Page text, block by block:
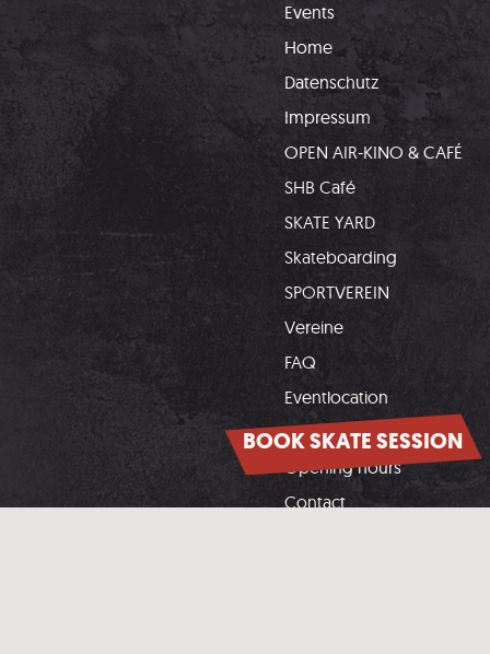
Events
Home
Datenschutz
Impressum
OPEN AIR-KINO & CAFÉ
SHB Café
SKATE YARD
Skateboarding
SPORTVEREIN
Vereine
FAQ
Eventlocation
Downloads
Opening hours
Contact
BOOK SKATE SESSION